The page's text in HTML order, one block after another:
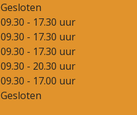
Gesloten
09.30 - 17.30 uur
09.30 - 17.30 uur
09.30 - 17.30 uur
09.30 - 20.30 uur
09.30 - 17.00 uur
Gesloten